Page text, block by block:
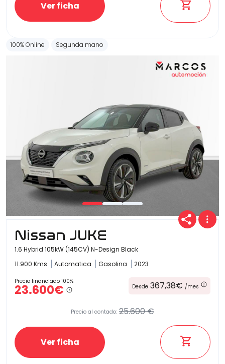
Ver ficha
100% Online Segunda mano
Nissan JUKE
1.6 Hybrid 105kW (145CV) N-Design Black
11.900 Kms
Automatica Gasolina 2023
Precio financiado 100%
23.600€ Desde 367,38€ /mes
Precio al contado: 25.600 €
Ver ficha